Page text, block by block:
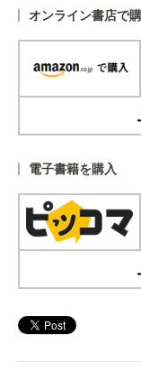
オンライン書店で
電子書籍を購入